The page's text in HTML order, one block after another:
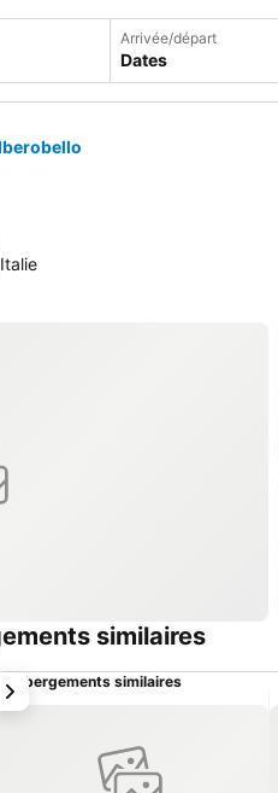
Arrivée/départ
Dates
similaires
Hébergements similaires
suivant